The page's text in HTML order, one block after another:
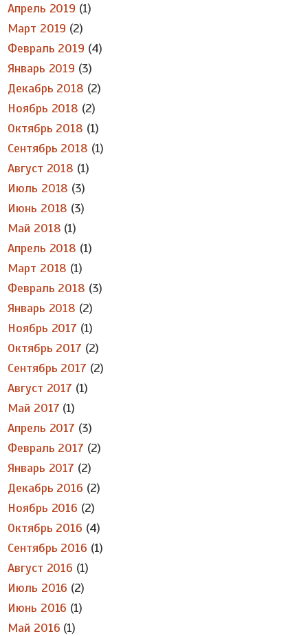
Апрель 2019 (1)
Март 2019 (2)
Февраль 2019 (4)
Январь 2019 (3)
Декабрь 2018 (2)
Ноябрь 2018 (2)
Октябрь 2018 (1)
Сентябрь 2018 (1)
Август 2018 (1)
Июль 2018 (3)
Июнь 2018 (3)
Май 2018 (1)
Апрель 2018 (1)
Март 2018 (1)
Февраль 2018 (3)
Январь 2018 (2)
Ноябрь 2017 (1)
Октябрь 2017 (2)
Сентябрь 2017 (2)
Август 2017 (1)
Май 2017 (1)
Апрель 2017 (3)
Февраль 2017 (2)
Январь 2017 (2)
Декабрь 2016 (2)
Ноябрь 2016 (2)
Октябрь 2016 (4)
Сентябрь 2016 (1)
Август 2016 (1)
Июль 2016 (2)
Июнь 2016 (1)
Май 2016 (1)